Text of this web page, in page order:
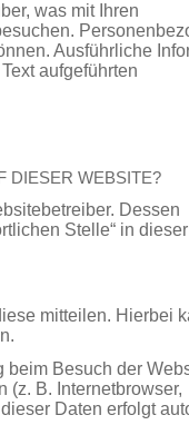
was mit Ihren
Ausführliche
aufgeführten
DIESER WEBSITE?
Dessen
Stelle“ in dieser
mitteilen. Hierbei
Besuch der
(z. B. Internetbrowser,
Daten erfolgt